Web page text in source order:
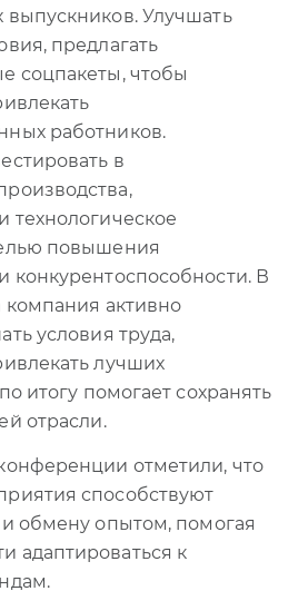
выпускников. Улучшать
предлагать
соцпакеты, чтобы
работников.
в
технологическое
повышения
конкурентоспособности. В
компания активно
условия труда,
лучших
итогу помогает сохранять
отрасли.
отметили, что
способствуют
и обмену опытом, помогая
адаптироваться к